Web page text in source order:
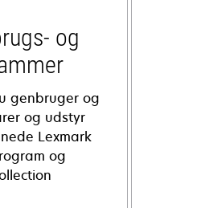
og
genbruger og
og udstyr
Lexmark
og